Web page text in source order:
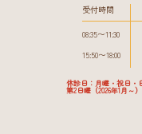
受付時間
08:35〜11:30
15:50〜18:00
休診日：月曜・祝日・
第2日曜（2026年1月～）